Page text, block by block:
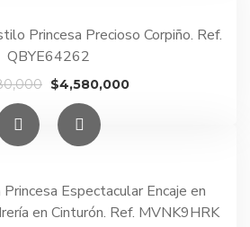
Princesa Precioso Corpiño. Ref.
QBYE64262
El
precio
original
era:
$4,580,000El
Espectacular Encaje en
en Cinturón. Ref. MVNK9HRK